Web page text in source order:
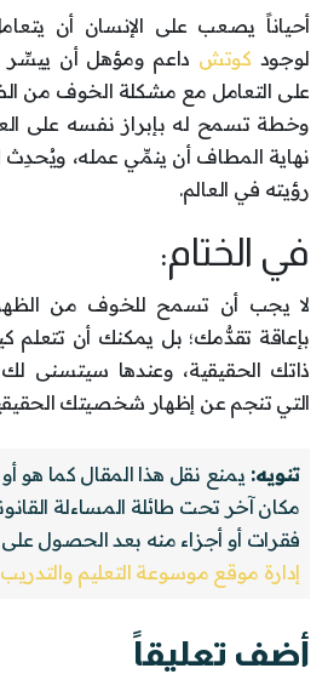
أحياناً يصعب على الإنسان أن
لوجود كوتش داعم ومؤهل أن ييسِّر
على التعامل مع مشكلة الخوف من
وخطة تسمح له بإبراز نفسه على
نهاية المطاف أن ينمِّي عمله، ويُحدِث
رؤيته في العالم.
في الختام:
لا يجب أن تسمح للخوف من
بإعاقة تقدُّمك؛ بل يمكنك أن تتعلم
ذاتك الحقيقية، وعندها سيتسنى
التي تنجم عن إظهار شخصيتك
تنويه: يمنع نقل هذا المقال كما هو
مكان آخر تحت طائلة المساءلة
فقرات أو أجزاء منه بعد الحصول
إدارة موقع موسوعة التعليم والتدريب
أضف تعليقاً